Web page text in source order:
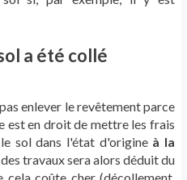
a été collé
enlever le revêtement parce
est en droit de mettre les frais
sol dans l'état d'origine à la
travaux sera alors déduit du